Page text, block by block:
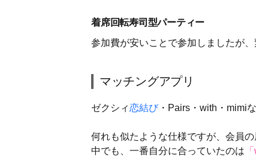
着席回転寿司型パーティー
参加費が安いことで参加しましたが
マッチングアプリ
ゼクシィ恋結び・Pairs・with・mimi
何れも似たような仕様ですが、会員の
中でも、一番自分に合っていたのは